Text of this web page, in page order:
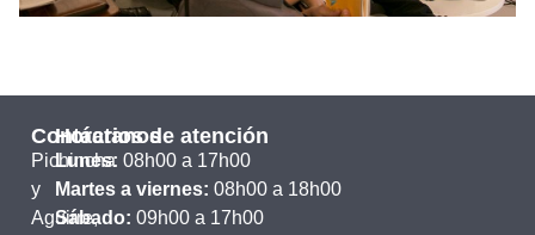
Contáctanos
Pichincha
y
Aguirre,
Horarios de atención
Lunes: 08h00 a 17h00
Martes a viernes: 08h00 a 18h00
Sábado: 09h00 a 17h00